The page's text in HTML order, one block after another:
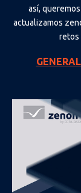
así,
actualizamos
retos
GENERAL